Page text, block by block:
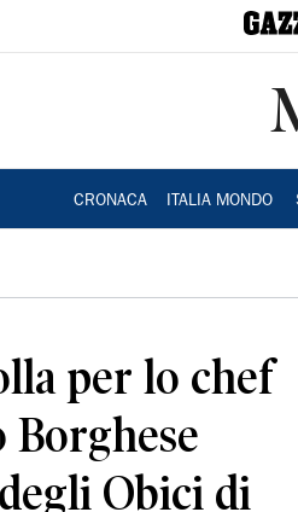
CRONACA ITALIA MONDO
per lo chef
Borghese
Obici di